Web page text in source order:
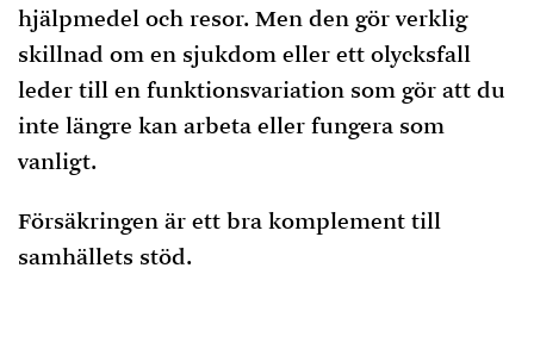
hjälpmedel och resor. Men den gör verklig
skillnad om en sjukdom eller ett olycksfall
leder till en funktionsvariation som gör att du
inte längre kan arbeta eller fungera som
vanligt.
Försäkringen är ett bra komplement till
samhällets stöd.